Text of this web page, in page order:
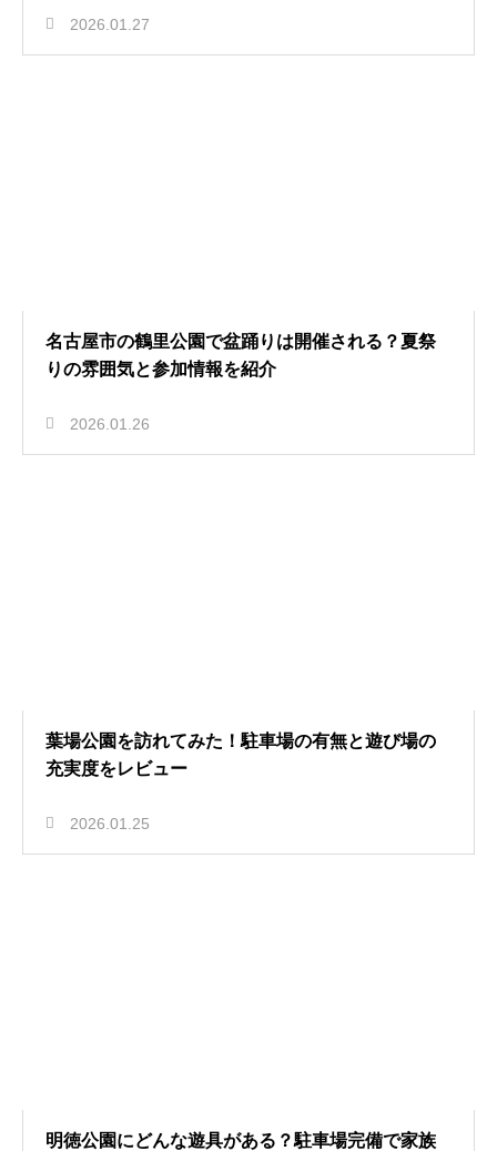
2026.01.27
名古屋市の鶴里公園で盆踊りは開催される？夏祭
りの雰囲気と参加情報を紹介
2026.01.26
葉場公園を訪れてみた！駐車場の有無と遊び場の
充実度をレビュー
2026.01.25
明徳公園にどんな遊具がある？駐車場完備で家族